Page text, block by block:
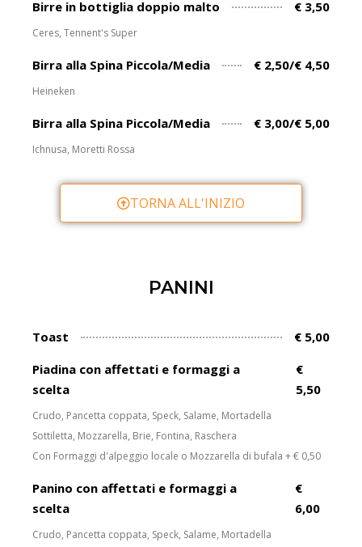
Birre in bottiglia doppio malto € 3,50
Ceres, Tennent's Super
Birra alla Spina Piccola/Media € 2,50/€ 4,50
Heineken
Birra alla Spina Piccola/Media € 3,00/€ 5,00
Ichnusa, Moretti Rossa
TORNA ALL'INIZIO
PANINI
Toast
€ 5,00
Piadina con affettati e formaggi a
scelta
€
5,50
Crudo, Pancetta coppata, Speck, Salame, Mortadella
Sottiletta, Mozzarella, Brie, Fontina, Raschera
Con Formaggi d'alpeggio locale o Mozzarella di bufala + € 0,50
Panino con affettati e formaggi a
scelta
€
6,00
Crudo, Pancetta coppata, Speck, Salame, Mortadella